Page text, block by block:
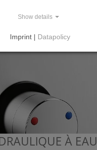
À EAU
Show details
Imprint | Datapolicy